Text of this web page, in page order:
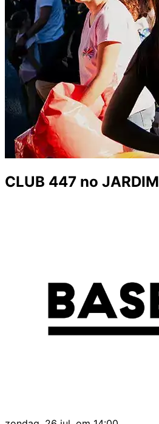
CLUB 447 no JARDIM